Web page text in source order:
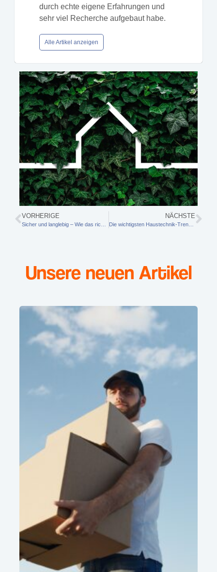
durch echte eigene Erfahrungen und
sehr viel Recherche aufgebaut habe.
Alle Artikel anzeigen
VORHERIGE NÄCHSTE
Die wichtigsten Haustechnik-Trends für den modernen Hausbau
Unsere neuen Artikel